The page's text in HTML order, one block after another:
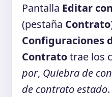
Pantalla Editar
(pestaña Contrato
Configuraciones
Contratotrae los
por, Quiebra de
de contrato estado.